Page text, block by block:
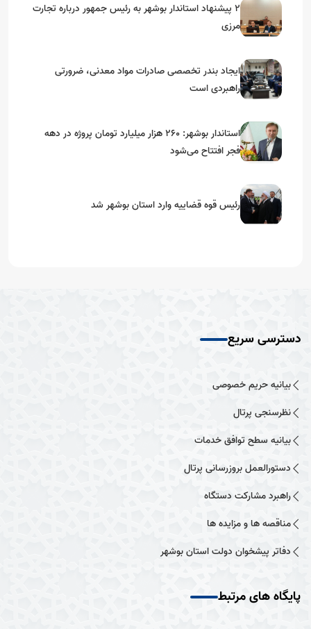
۲ پیشنهاد استاندار بوشهر به رئیس جمهور درباره تجارت
مرزی
ایجاد بندر تخصصی صادرات مواد معدنی، ضرورتی
راهبردی است
استاندار بوشهر: ۲۶۰ هزار میلیارد تومان پروژه در دهه
فجر افتتاح می‌شود
رئیس قوه قضاییه وارد استان بوشهر شد
دسترسی سریع
بیانیه حریم خصوصی
نظرسنجی پرتال
بیانیه سطح توافق خدمات
دستورالعمل بروزرسانی پرتال
راهبرد مشارکت دستگاه
مناقصه ها و مزایده ها
دفاتر پیشخوان دولت استان بوشهر
پایگاه های مرتبط